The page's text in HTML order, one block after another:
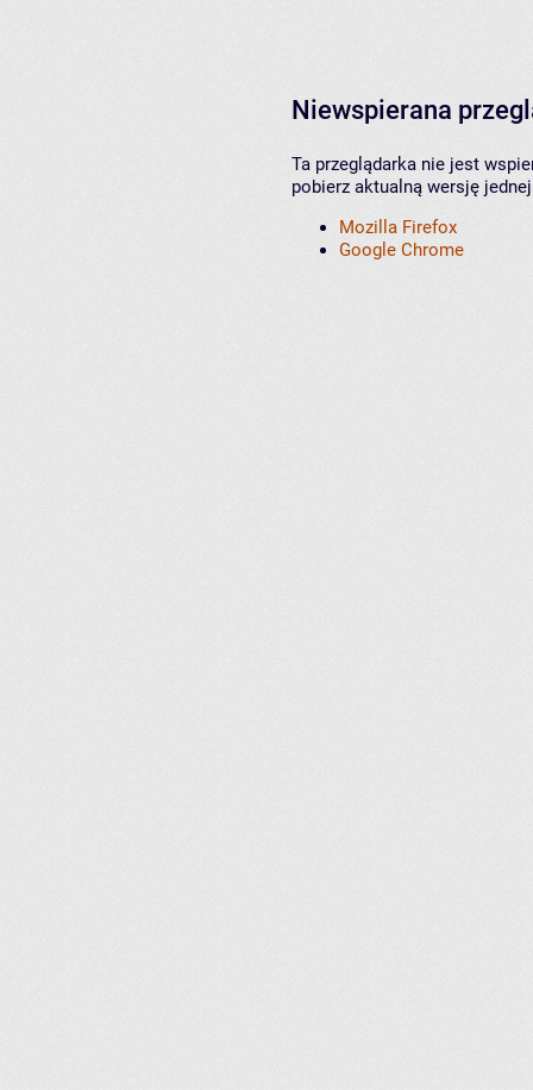
Niewspierana
Ta przeglądarka nie jest
pobierz aktualną wersję
Mozilla Firefox
Google Chrome